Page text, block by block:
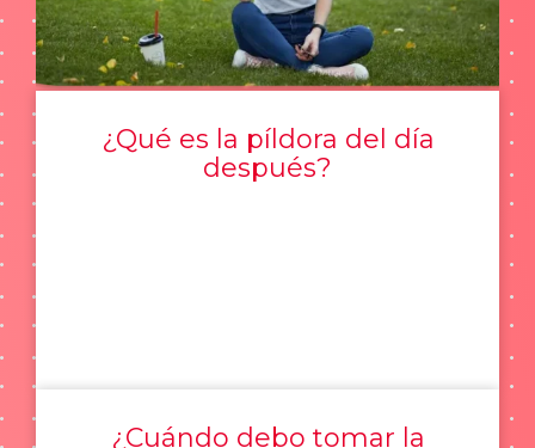
¿Qué es la píldora del día
después?
¿Cuándo debo tomar la